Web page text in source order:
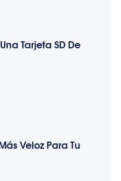
Tarjeta SD De
Veloz Para Tu